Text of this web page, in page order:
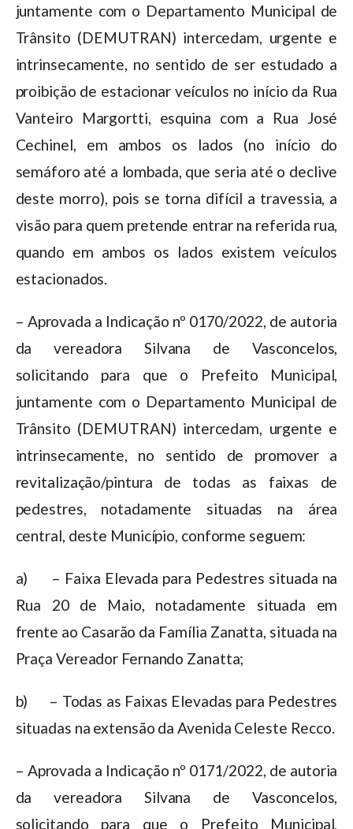
juntamente com o Departamento Municipal de
Trânsito (DEMUTRAN) intercedam, urgente e
intrinsecamente, no sentido de ser estudado a
proibição de estacionar veículos no início da Rua
Vanteiro Margortti, esquina com a Rua José
Cechinel, em ambos os lados (no início do
semáforo até a lombada, que seria até o declive
deste morro), pois se torna difícil a travessia, a
visão para quem pretende entrar na referida rua,
quando em ambos os lados existem veículos
estacionados.
– Aprovada a Indicação nº 0170/2022, de autoria
da vereadora Silvana de Vasconcelos,
solicitando para que o Prefeito Municipal,
juntamente com o Departamento Municipal de
Trânsito (DEMUTRAN) intercedam, urgente e
intrinsecamente, no sentido de promover a
revitalização/pintura de todas as faixas de
pedestres, notadamente situadas na área
central, deste Município, conforme seguem:
a) – Faixa Elevada para Pedestres situada na
Rua 20 de Maio, notadamente situada em
frente ao Casarão da Família Zanatta, situada na
Praça Vereador Fernando Zanatta;
b) – Todas as Faixas Elevadas para Pedestres
situadas na extensão da Avenida Celeste Recco.
– Aprovada a Indicação nº 0171/2022, de autoria
da vereadora Silvana de Vasconcelos,
solicitando para que o Prefeito Municipal,